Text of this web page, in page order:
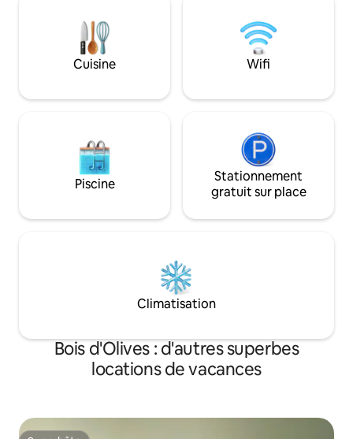
barbecue dans votre espace extérieur
Bengalow réservé aux adultes N’est pas
adapté aux - 16 ans
amateur de la
faune...passez
Cuisine Wifi
Piscine
Stationnement
gratuit sur place
Climatisation
Bois d'Olives : d'autres superbes
locations de vacances